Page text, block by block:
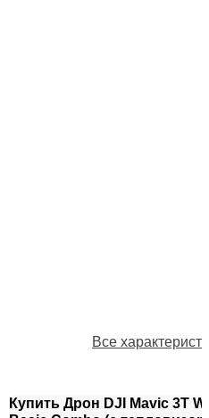
Все
Купить Дрон DJI Mavic 3T